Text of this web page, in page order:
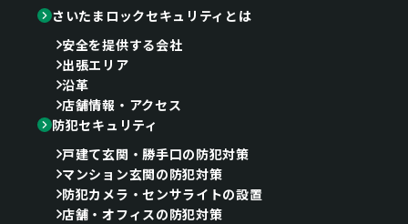
さいたまロックセキュリティとは
安全を提供する会社
出張エリア
沿革
店舗情報・アクセス
防犯セキュリティ
戸建て玄関・勝手口の防犯対策
マンション玄関の防犯対策
防犯カメラ・センサライトの設置
店舗・オフィスの防犯対策